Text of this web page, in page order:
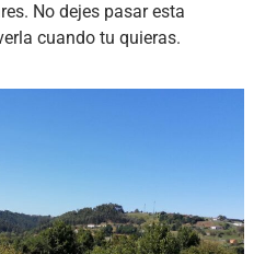
No dejes pasar esta
cuando tu quieras.